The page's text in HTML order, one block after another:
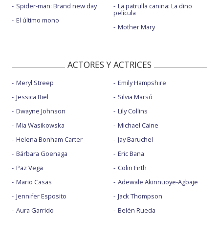
Spider-man: Brand new day
El último mono
La patrulla canina: La dino
película
Mother Mary
ACTORES Y ACTRICES
Meryl Streep
Jessica Biel
Dwayne Johnson
Mia Wasikowska
Helena Bonham Carter
Bárbara Goenaga
Paz Vega
Mario Casas
Jennifer Esposito
Aura Garrido
Emily Hampshire
Silvia Marsó
Lily Collins
Michael Caine
Jay Baruchel
Eric Bana
Colin Firth
Adewale Akinnuoye-Agbaje
Jack Thompson
Belén Rueda